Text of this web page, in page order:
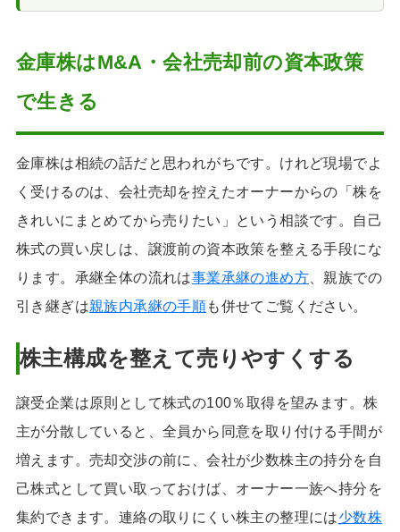
につなげた事例
金庫株はM&A・会社売却前の資本政策
で生きる
金庫株は相続の話だと思われがちです。けれど現場でよ
く受けるのは、会社売却を控えたオーナーからの「株を
きれいにまとめてから売りたい」という相談です。自己
株式の買い戻しは、譲渡前の資本政策を整える手段にな
ります。承継全体の流れは事業承継の進め方、親族での
引き継ぎは親族内承継の手順も併せてご覧ください。
株主構成を整えて売りやすくする
譲受企業は原則として株式の100％取得を望みます。株
主が分散していると、全員から同意を取り付ける手間が
増えます。売却交渉の前に、会社が少数株主の持分を自
己株式として買い取っておけば、オーナー一族へ持分を
集約できます。連絡の取りにくい株主の整理には少数株